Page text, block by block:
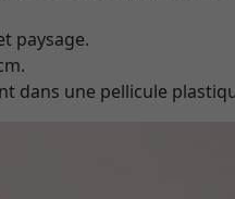
paysage.
dans une pellicule